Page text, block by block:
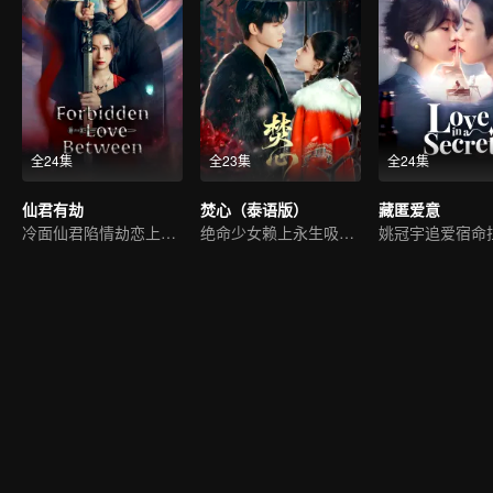
全24集
仙君有劫
冷面仙君陷情劫恋上魔女
全23集
焚心（泰语版）
绝命少女赖上永生吸血鬼
全24集
藏匿爱意
姚冠宇追爱宿命